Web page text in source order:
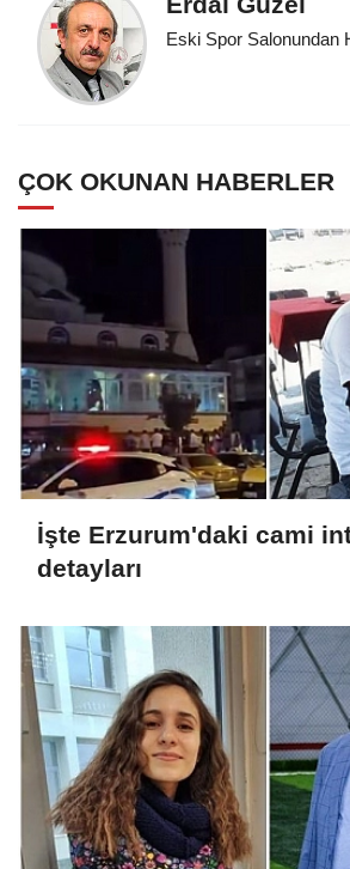
Eski Spor Salonundan
ÇOK OKUNAN HABERLER
İşte Erzurum'daki cami
detayları